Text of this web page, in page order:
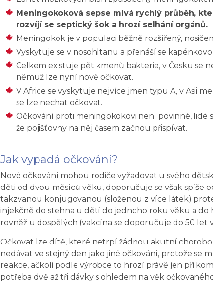
Meningokoková sepse mívá rychlý průběh,
rozvíjí se septický šok a hrozí selhání orgánů.
Meningokok je v populaci běžně rozšířený,
Vyskytuje se v nosohltanu a přenáší se
Celkem existuje pět kmenů bakterie, v Česku se
němuž lze nyní nově očkovat.
V Africe se vyskytuje nejvíce jmen typu A, v Asii
se lze nechat očkovat.
Očkování proti meningokokovi není povinné, lidé
že pojišťovny na něj časem začnou přispívat.
Jak vypadá očkování?
Nové očkování mohou rodiče vyžadovat u svého
děti od dvou měsíců věku, doporučuje se však spíše
takzvanou konjugovanou (složenou z více látek)
injekčně do stehna u dětí do jednoho roku věku a do
rovněž u dospělých (vakcína se doporučuje do 50 let
Očkovat lze dítě, které netrpí žádnou akutní
nedávat ve stejný den jako jiné očkování, protože se
reakce, ačkoli podle výrobce to hrozí právě jen při
potřeba dvě až tři dávky s ohledem na věk